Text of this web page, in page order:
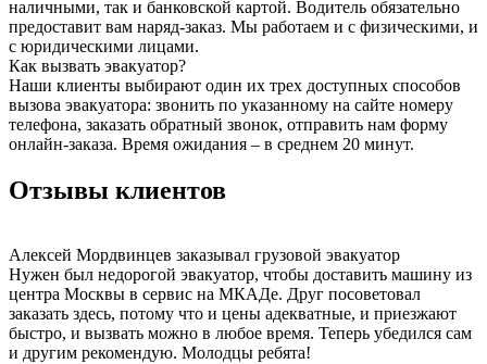
наличными, так и банковской картой. Водитель обязательно
предоставит вам наряд-заказ. Мы работаем и с физическими, и
с юридическими лицами.
Как вызвать эвакуатор?
Наши клиенты выбирают один их трех доступных способов
вызова эвакуатора: звонить по указанному на сайте номеру
телефона, заказать обратный звонок, отправить нам форму
онлайн-заказа. Время ожидания – в среднем 20 минут.
Отзывы клиентов
Алексей Мордвинцев заказывал грузовой эвакуатор
Нужен был недорогой эвакуатор, чтобы доставить машину из
центра Москвы в сервис на МКАДе. Друг посоветовал
заказать здесь, потому что и цены адекватные, и приезжают
быстро, и вызвать можно в любое время. Теперь убедился сам
и другим рекомендую. Молодцы ребята!